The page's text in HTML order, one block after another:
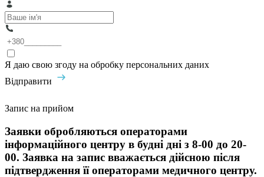
Я даю свою згоду на обробку персональних даних
Відправити
Запис на прийом
Заявки обробляються операторами
інформаційного центру в будні дні з 8-00 до 20-
00. Заявка на запис вважається дійсною після
підтвердження її операторами медичного центру.